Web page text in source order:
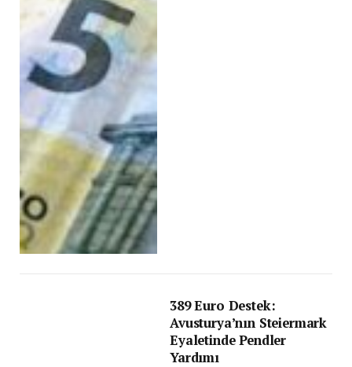
389 Euro Destek:
Avusturya’nın Steiermark
Eyaletinde Pendler
Yardımı